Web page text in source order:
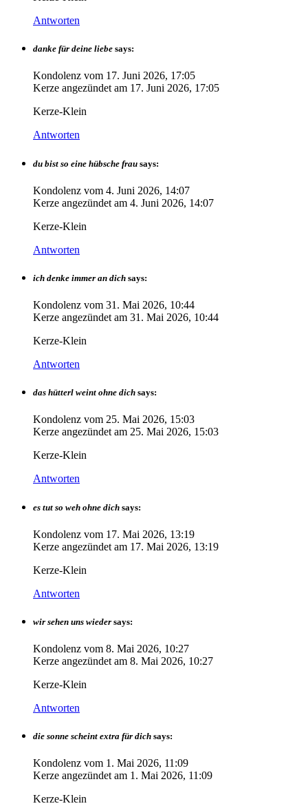
Antworten
danke für deine liebe says:
Kondolenz vom 17. Juni 2026, 17:05
Kerze angezündet am 17. Juni 2026, 17:05
Kerze-Klein
Antworten
du bist so eine hübsche frau says:
Kondolenz vom 4. Juni 2026, 14:07
Kerze angezündet am 4. Juni 2026, 14:07
Kerze-Klein
Antworten
ich denke immer an dich says:
Kondolenz vom 31. Mai 2026, 10:44
Kerze angezündet am 31. Mai 2026, 10:44
Kerze-Klein
Antworten
das hütterl weint ohne dich says:
Kondolenz vom 25. Mai 2026, 15:03
Kerze angezündet am 25. Mai 2026, 15:03
Kerze-Klein
Antworten
es tut so weh ohne dich says:
Kondolenz vom 17. Mai 2026, 13:19
Kerze angezündet am 17. Mai 2026, 13:19
Kerze-Klein
Antworten
wir sehen uns wieder says:
Kondolenz vom 8. Mai 2026, 10:27
Kerze angezündet am 8. Mai 2026, 10:27
Kerze-Klein
Antworten
die sonne scheint extra für dich says:
Kondolenz vom 1. Mai 2026, 11:09
Kerze angezündet am 1. Mai 2026, 11:09
Kerze-Klein